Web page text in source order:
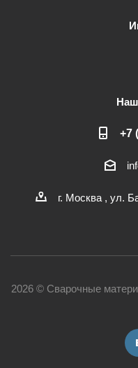
+7
г. Москва , ул.
2026 © Сварочные